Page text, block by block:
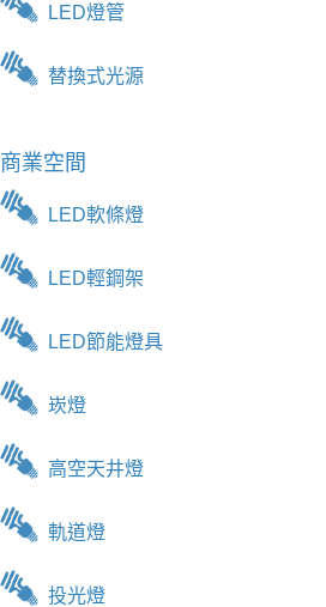
LED燈管
替換式光源
商業空間
LED軟條燈
LED輕鋼架
LED節能燈具
崁燈
高空天井燈
軌道燈
投光燈